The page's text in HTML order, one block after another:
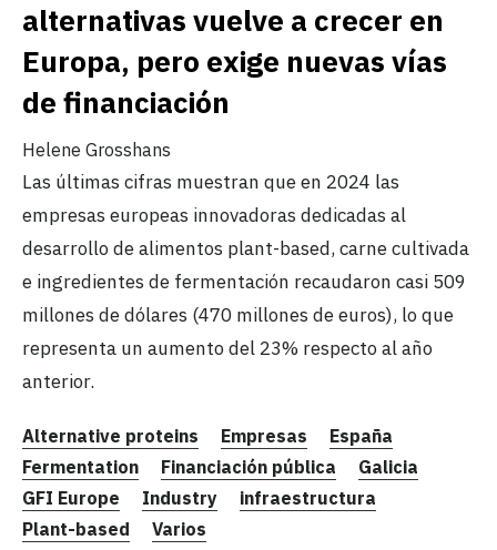
alternativas vuelve a crecer en
Europa, pero exige nuevas vías
de financiación
Helene Grosshans
Las últimas cifras muestran que en 2024 las
empresas europeas innovadoras dedicadas al
desarrollo de alimentos plant-based, carne cultivada
e ingredientes de fermentación recaudaron casi 509
millones de dólares (470 millones de euros), lo que
representa un aumento del 23% respecto al año
anterior.
Alternative proteins Empresas
España
Fermentation
Financiación pública
Galicia
GFI Europe
Industry
infraestructura
Plant-based
Varios